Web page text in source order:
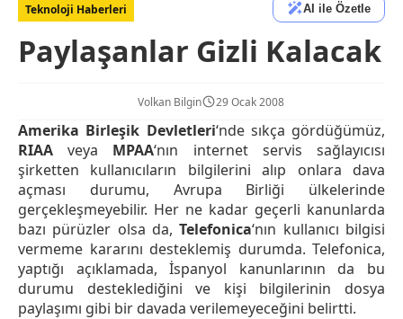
Teknoloji Haberleri AI ile Özetle
Paylaşanlar Gizli Kalacak
Volkan Bilgin 29 Ocak 2008
Amerika Birleşik Devletleri‘nde sıkça gördüğümüz,
RIAA veya MPAA‘nın internet servis sağlayıcısı
şirketten kullanıcıların bilgilerini alıp onlara dava
açması durumu, Avrupa Birliği ülkelerinde
gerçekleşmeyebilir. Her ne kadar geçerli kanunlarda
bazı pürüzler olsa da,Telefonica‘nın kullanıcı bilgisi
vermeme kararını desteklemiş durumda. Telefonica,
yaptığı açıklamada, İspanyol kanunlarının da bu
durumu desteklediğini ve kişi bilgilerinin dosya
paylaşımı gibi bir davada verilemeyeceğini belirtti.